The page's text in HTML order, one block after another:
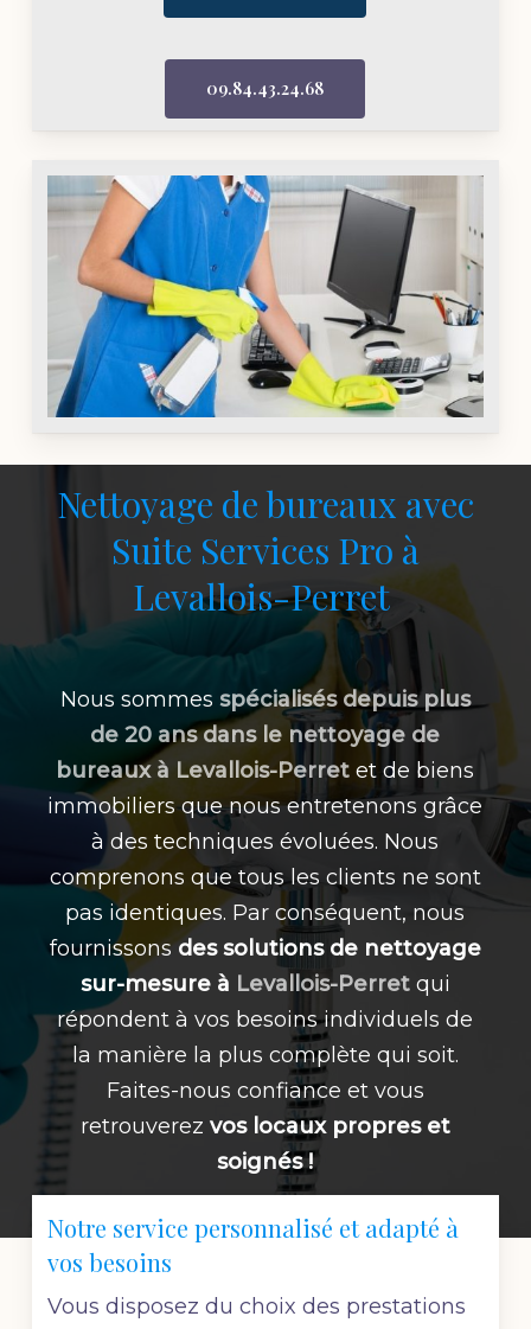
09.84.43.24.68
Nettoyage de bureaux avec
Suite Services Pro à
Levallois-Perret
Nous sommes spécialisés depuis plus
de 20 ans dans le nettoyage de
bureaux à Levallois-Perret et de biens
immobiliers que nous entretenons grâce
à des techniques évoluées. Nous
comprenons que tous les clients ne sont
pas identiques. Par conséquent, nous
fournissonsdes solutions de nettoyage
sur-mesure à Levallois-Perretqui
répondent à vos besoins individuels de
la manière la plus complète qui soit.
Faites-nous confiance et vous
retrouverez vos locaux propres et
soignés !
Notre service personnalisé et adapté à
vos besoins
Vous disposez du choix des prestations